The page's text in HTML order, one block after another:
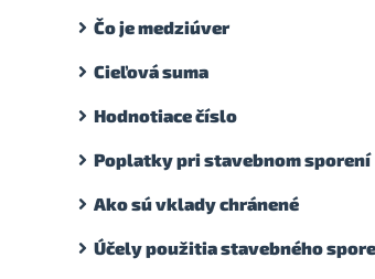
Čo je medziúver
Cieľová suma
Hodnotiace číslo
Poplatky pri stavebnom sporení
Ako sú vklady chránené
Účely použitia stavebného